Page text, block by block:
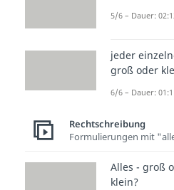
5/6 – Dauer:
jeder
groß oder
6/6 – Dauer:
Rechtschreibung
Formulierungen mit
Alles - groß
klein?